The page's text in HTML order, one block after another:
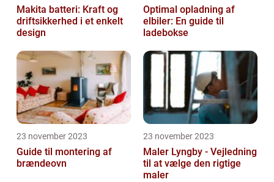
Makita batteri: Kraft og
driftsikkerhed i et enkelt
design
Optimal opladning af
elbiler: En guide til
ladebokse
23 november 2023
Guide til montering af
brændeovn
23 november 2023
Maler Lyngby - Vejledning
til at vælge den rigtige
maler